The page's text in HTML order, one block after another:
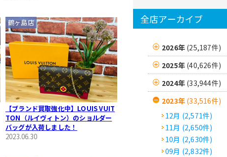
【ブランド買取強化中】LOUIS VUIT
TON（ルイヴィトン）のショルダー
バッグが入荷しました！
2023.06.30
鶴ヶ島店 全店アーカイブ
2026年 (25,187件)
2025年 (40,626件)
2024年 (33,944件)
2023年 (33,516件)
12月 (2,571件)
11月 (2,650件)
10月 (2,630件)
09月 (2,832件)